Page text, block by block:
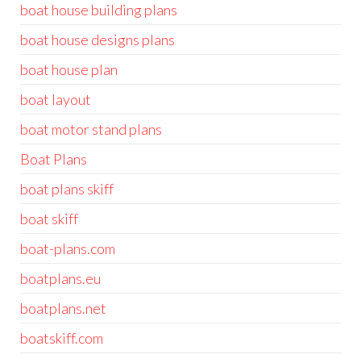
boat house building plans
boat house designs plans
boat house plan
boat layout
boat motor stand plans
Boat Plans
boat plans skiff
boat skiff
boat-plans.com
boatplans.eu
boatplans.net
boatskiff.com